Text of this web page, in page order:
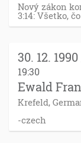
Nový zákon
3:14: Všetko,
30. 12.
19:30
Ewald
Krefeld,
-czech